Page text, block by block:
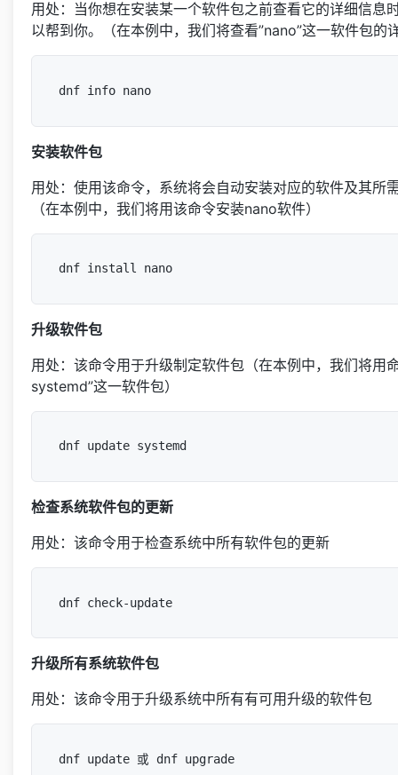
用处：当你想在安装某一个软件包之前查看它的详细信息
以帮到你。（在本例中，我们将查看”nano”这一软件包的
dnf info nano
安装软件包
用处：使用该命令，系统将会自动安装对应的软件及其所
（在本例中，我们将用该命令安装nano软件）
dnf install nano
升级软件包
用处：该命令用于升级制定软件包（在本例中，我们将用
systemd”这一软件包）
检查系统软件包的更新
用处：该命令用于检查系统中所有软件包的更新
dnf check-update
升级所有系统软件包
用处：该命令用于升级系统中所有有可用升级的软件包
dnf update 或 dnf upgrade